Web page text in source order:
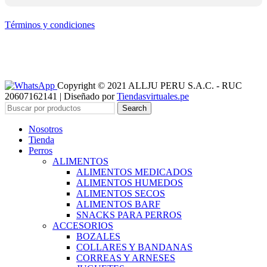
Términos y condiciones
Copyright © 2021 ALLJU PERU S.A.C. - RUC
20607162141 | Diseñado porTiendasvirtuales.pe
Search
Nosotros
Tienda
Perros
ALIMENTOS
ALIMENTOS MEDICADOS
ALIMENTOS HUMEDOS
ALIMENTOS SECOS
ALIMENTOS BARF
SNACKS PARA PERROS
ACCESORIOS
BOZALES
COLLARES Y BANDANAS
CORREAS Y ARNESES